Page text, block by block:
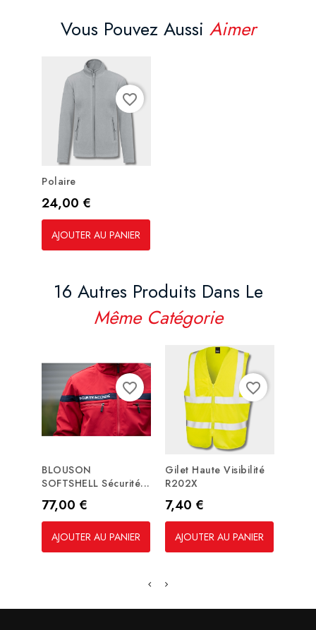
Vous Pouvez Aussi Aimer
Polaire
Prix
24,00 €
AJOUTER AU PANIER
favorite_border
16 Autres Produits Dans Le
Même Catégorie
BLOUSON
SOFTSHELL Sécurité...
Prix
77,00 €
AJOUTER AU PANIER
favorite_border
Gilet Haute Visibilité
R202X
Prix
7,40 €
AJOUTER AU PANIER
favorite_border